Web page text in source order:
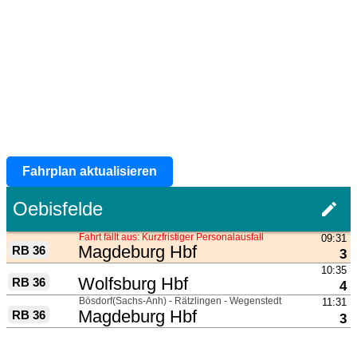
Fahrplan aktualisieren